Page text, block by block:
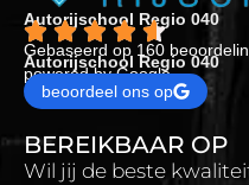
Autorijschool Regio 040
Gebaseerd op 160
Autorijschool Regio 040
powered by Google
beoordeel ons op
BEREIKBAAR OP
Wil jij de beste